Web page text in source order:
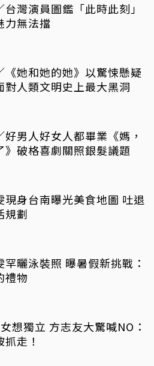
台灣演員圖鑑「此時此刻」
力無法擋
《她和她的她》以驚悚懸疑
對人類文明史上最大黑洞
好男人好女人都畢業《媽，
》破格喜劇關照銀髮議題
現身台南曝光美食地圖 吐退
規劃
罕曬泳裝照 曝暑假新挑戰：
禮物
想獨立 方志友大驚喊NO：
走！